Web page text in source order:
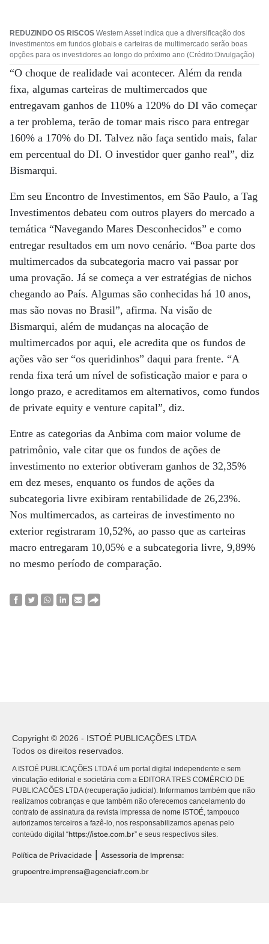
REDUZINDO OS RISCOS Western Asset indica que a diversificação dos
investimentos em fundos globais e carteiras de multimercado serão boas
opções para os investidores ao longo do próximo ano (Crédito:Divulgação)
“O choque de realidade vai acontecer. Além da renda
fixa, algumas carteiras de multimercados que
entregavam ganhos de 110% a 120% do DI vão começar
a ter problema, terão de tomar mais risco para entregar
160% a 170% do DI. Talvez não faça sentido mais, falar
em percentual do DI. O investidor quer ganho real”, diz
Bismarqui.
Em seu Encontro de Investimentos, em São Paulo, a Tag
Investimentos debateu com outros players do mercado a
temática “Navegando Mares Desconhecidos” e como
entregar resultados em um novo cenário. “Boa parte dos
multimercados da subcategoria macro vai passar por
uma provação. Já se começa a ver estratégias de nichos
chegando ao País. Algumas são conhecidas há 10 anos,
mas são novas no Brasil”, afirma. Na visão de
Bismarqui, além de mudanças na alocação de
multimercados por aqui, ele acredita que os fundos de
ações vão ser “os queridinhos” daqui para frente. “A
renda fixa terá um nível de sofisticação maior e para o
longo prazo, e acreditamos em alternativos, como fundos
de private equity e venture capital”, diz.
Entre as categorias da Anbima com maior volume de
patrimônio, vale citar que os fundos de ações de
investimento no exterior obtiveram ganhos de 32,35%
em dez meses, enquanto os fundos de ações da
subcategoria livre exibiram rentabilidade de 26,23%.
Nos multimercados, as carteiras de investimento no
exterior registraram 10,52%, ao passo que as carteiras
macro entregaram 10,05% e a subcategoria livre, 9,89%
no mesmo período de comparação.
Copyright © 2026 - ISTOÉ PUBLICAÇÕES LTDA
Todos os direitos reservados.
A ISTOÉ PUBLICAÇÕES LTDA é um portal digital independente e sem
vinculação editorial e societária com a EDITORA TRES COMÉRCIO DE
PUBLICACÕES LTDA (recuperação judicial). Informamos também que não
realizamos cobranças e que também não oferecemos cancelamento do
contrato de assinatura da revista impressa de nome ISTOÉ, tampouco
autorizamos terceiros a fazê-lo, nos responsabilizamos apenas pelo
conteúdo digital “https://istoe.com.br” e seus respectivos sites.
Política de Privacidade
Assessoria de Imprensa:
grupoentre.imprensa@agenciafr.com.br